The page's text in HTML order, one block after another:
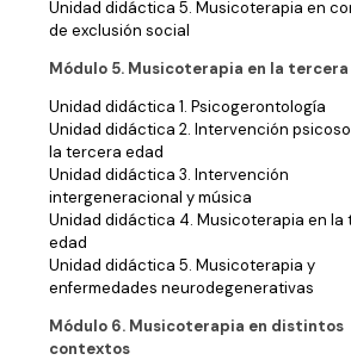
Unidad didáctica 5. Musicoterapia en
de exclusión social
Módulo 5. Musicoterapia en la
Unidad didáctica 1. Psicogerontología
Unidad didáctica 2. Intervención
la tercera edad
Unidad didáctica 3. Intervención
intergeneracional y música
Unidad didáctica 4. Musicoterapia en la
edad
Unidad didáctica 5. Musicoterapia y
enfermedades neurodegenerativas
Módulo 6. Musicoterapia en distintos
contextos